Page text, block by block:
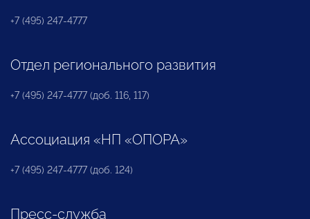
+7 (495) 247-4777
Отдел регионального развития
+7 (495) 247-4777 (доб. 116, 117)
Ассоциация «НП «ОПОРА»
+7 (495) 247-4777 (доб. 124)
Пресс-служба